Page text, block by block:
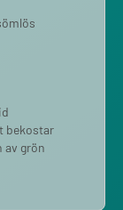
bekostar
av grön